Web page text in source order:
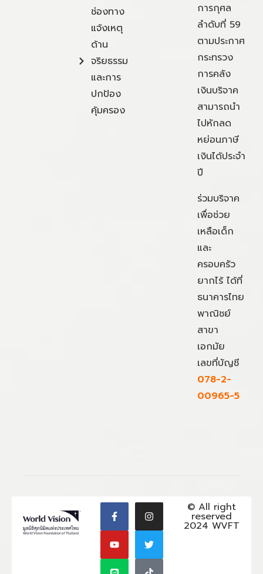
ช่องทาง
แจ้งเหตุ
ด้าน
จริยธรรม
และการ
ปกป้อง
คุ้มครอง
การกุศล
ลำดับที่ 59
ตามประกาศ
กระทรวง
การคลัง
เงินบริจาค
สามารถนำ
ไปหักลด
หย่อนภาษี
เงินได้ประจำ
ปี
ร่วมบริจาค
เพื่อช่วย
เหลือเด็ก
และ
ครอบครัว
ยากไร้ ได้ที่
ธนาคารไทย
พาณิชย์
สาขา
เอกมัย
เลขที่บัญชี
078-2-
00965-5
© All right
reserved
2024 WVFT